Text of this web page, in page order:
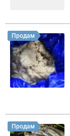
Продам
Продам